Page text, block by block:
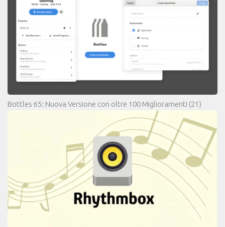
Bottles 65: Nuova Versione con oltre 100 Miglioramenti (21)